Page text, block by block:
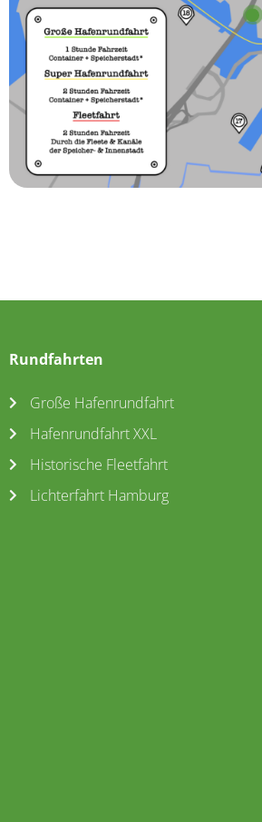
Rundfahrten
Große Hafenrundfahrt
Hafenrundfahrt XXL
Historische Fleetfahrt
Lichterfahrt Hamburg